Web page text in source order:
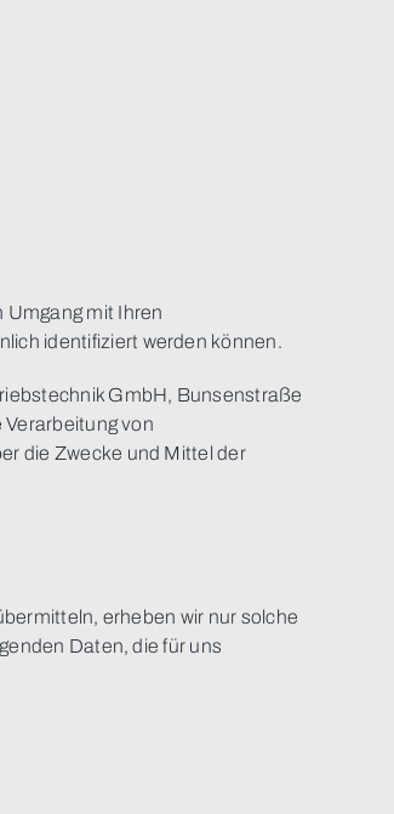
Umgang mit Ihren
identifiziert werden können.
GmbH, Bunsenstraße
von
die Zwecke und Mittel der
erheben wir nur solche
Daten, die für uns